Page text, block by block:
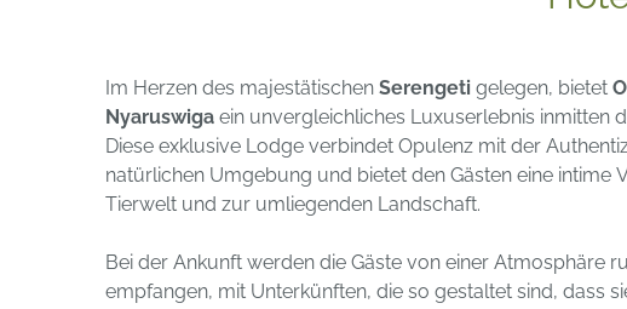
Im Herzen des majestätischen Serengeti gelegen, bietet
Nyaruswiga ein unvergleichliches Luxuserlebnis inmitten
Diese exklusive Lodge verbindet Opulenz mit der
natürlichen Umgebung und bietet den Gästen eine intime
Tierwelt und zur umliegenden Landschaft.
Bei der Ankunft werden die Gäste von einer Atmosphäre
empfangen, mit Unterkünften, die so gestaltet sind, dass